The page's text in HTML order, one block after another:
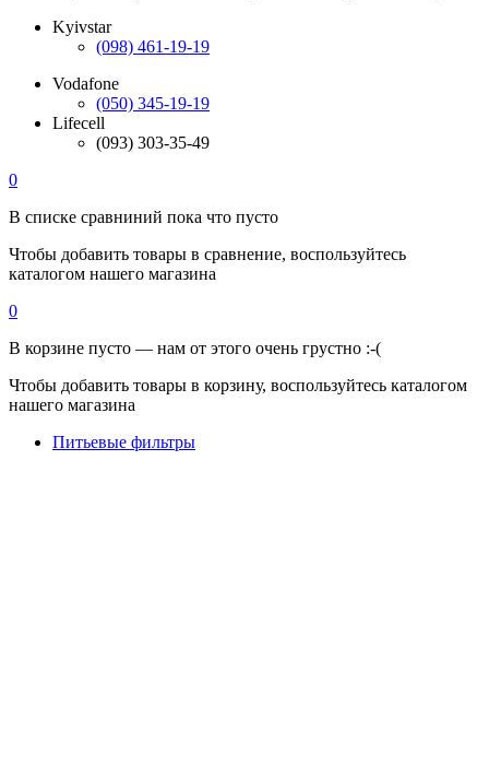
Kyivstar
(098) 461-19-19
Vodafone
(050) 345-19-19
Lifecell
(093) 303-35-49
0
В списке сравниний пока что пусто
Чтобы добавить товары в сравнение, воспользуйтесь
каталогом нашего магазина
0
В корзине пусто — нам от этого очень грустно :-(
Чтобы добавить товары в корзину, воспользуйтесь каталогом
нашего магазина
Питьевые фильтры